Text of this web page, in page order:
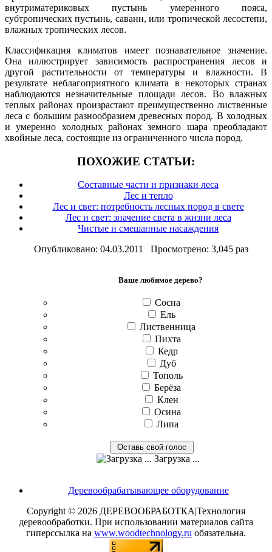
внутриматериковых пустынь умеренного пояса,
субтропических пустынь, саванн, или тропической лесостепи,
влажных тропических лесов.
Классификация климатов имеет познавательное значение.
Она иллюстрирует зависимость распространения лесов и
другой растительности от температуры и влажности. В
результате неблагоприятного климата в некоторых странах
наблюдаются незначительные площади лесов. Во влажных
теплых районах произрастают преимущественно лиственные
леса с большим разнообразием древесных пород. В холодных
и умеренно холодных районах земного шара преобладают
хвойные леса, состоящие из ограниченного числа пород.
ПОХОЖИЕ СТАТЬИ:
Составные части и признаки леса
Лес и тепло
Лес и свет: потребность лесных пород в свете
Лес и свет: значение света в жизни леса
Чистые и смешанные насаждения
Опубликовано: 04.03.2011 Просмотрено: 3,045 раз
Ваше любимое дерево?
Сосна
Ель
Лиственница
Пихта
Кедр
Дуб
Тополь
Берёза
Клен
Осина
Липа
Загрузка ...
Деревообрабатывающее оборудование
Copyright © 2026 ДЕРЕВООБРАБОТКА|Технология
деревообработки. При использовании материалов сайта
гиперссылка на www.woodtechnology.ru обязательна.